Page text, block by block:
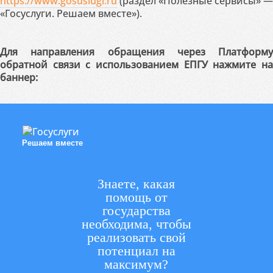
«Госуслуги. Решаем вместе»).
Для направления обращения через Платформу
обратной связи с использованием ЕПГУ нажмите на
баннер:
Решаем вместе
Знаете, какая
помощь от
государства
необходима, чтобы
реализовать свой
потенциал на
максимум?